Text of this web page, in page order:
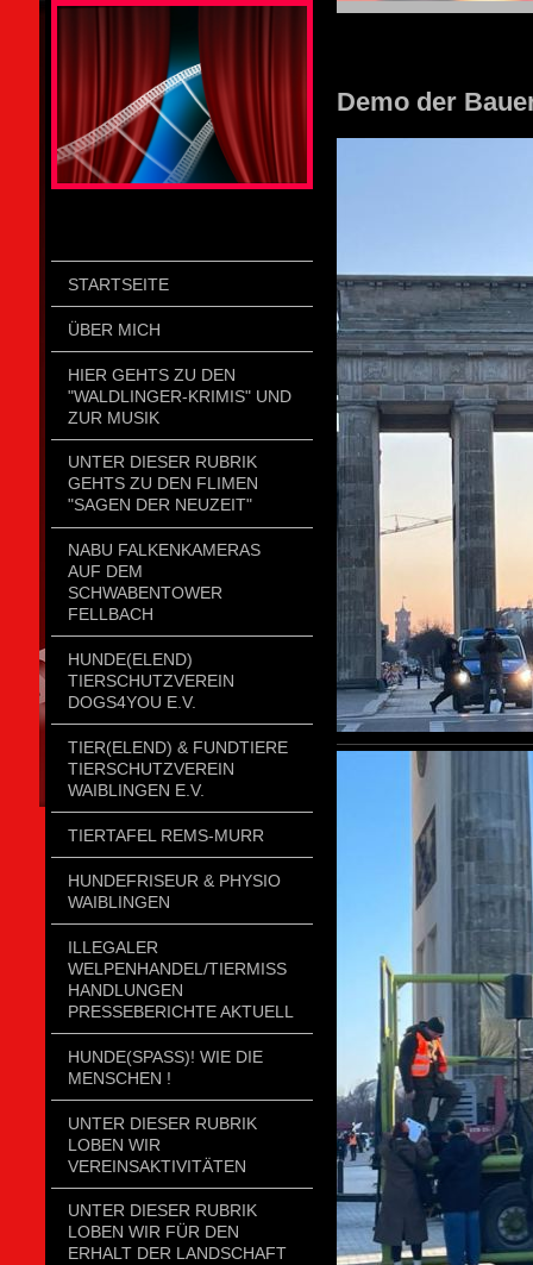
STARTSEITE
ÜBER MICH
HIER GEHTS ZU DEN
"WALDLINGER-KRIMIS" UND
ZUR MUSIK
UNTER DIESER RUBRIK
GEHTS ZU DEN FLIMEN
"SAGEN DER NEUZEIT"
NABU FALKENKAMERAS
AUF DEM
SCHWABENTOWER
FELLBACH
HUNDE(ELEND)
TIERSCHUTZVEREIN
DOGS4YOU E.V.
TIER(ELEND) & FUNDTIERE
TIERSCHUTZVEREIN
WAIBLINGEN E.V.
TIERTAFEL REMS-MURR
HUNDEFRISEUR & PHYSIO
WAIBLINGEN
ILLEGALER
WELPENHANDEL/TIERMISSH
ANDLUNGEN P
RESSEBERICHTE AKTUELL
HUNDE(SPASS)! WIE DIE
MENSCHEN !
UNTER DIESER RUBRIK
LOBEN WIR
VEREINSAKTIVITÄTEN
UNTER DIESER RUBRIK
LOBEN WIR FÜR DEN
ERHALT DER LANDSCHAFT
Demo der